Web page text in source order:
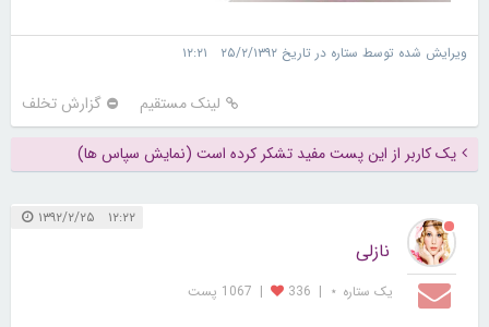
ویرایش شده توسط ستاره در تاریخ ۲۵/۲/۱۳۹۲ ۱۲:۲۱
لینک مستقیم گزارش تخلف
یک کاربر از این پست مفید تشکر کرده است (نمایش سپاس ها)
۱۲:۲۲ ۱۳۹۲/۲/۲۵
نازلی
یک ستاره ⋆ |
336
| 1067 پست